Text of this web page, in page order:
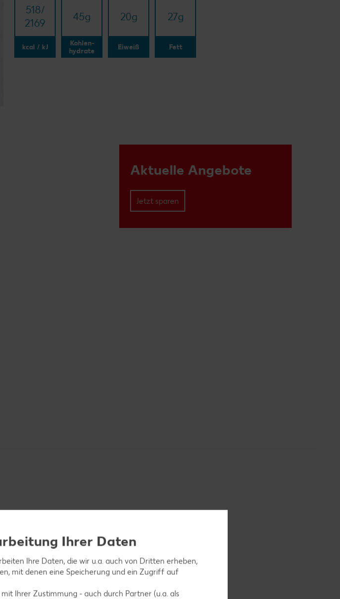
518/​
2169
kcal / kJ
45g
Kohlen-
hydrate
20g
Eiweiß
27g
Fett
Aktuelle Angebote
Jetzt sparen
Salz abschmecken und kühl stellen.
in kleine Würfel schneiden.
Ihrer Daten
Ihre Daten, die wir u.a. auch von Dritten erheben,
mit denen eine Speicherung und ein Zugriff auf
Ihrer Zustimmung - auch durch Partner (u.a. als